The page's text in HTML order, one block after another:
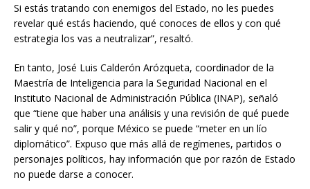
Si estás tratando con enemigos del Estado, no les puedes
revelar qué estás haciendo, qué conoces de ellos y con qué
estrategia los vas a neutralizar”, resaltó.
En tanto, José Luis Calderón Arózqueta, coordinador de la
Maestría de Inteligencia para la Seguridad Nacional en el
Instituto Nacional de Administración Pública (INAP), señaló
que “tiene que haber una análisis y una revisión de qué puede
salir y qué no”, porque México se puede “meter en un lío
diplomático”. Expuso que más allá de regímenes, partidos o
personajes políticos, hay información que por razón de Estado
no puede darse a conocer.